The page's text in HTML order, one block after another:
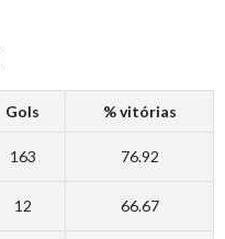
Gols % vitórias
163 76.92
12 66.67